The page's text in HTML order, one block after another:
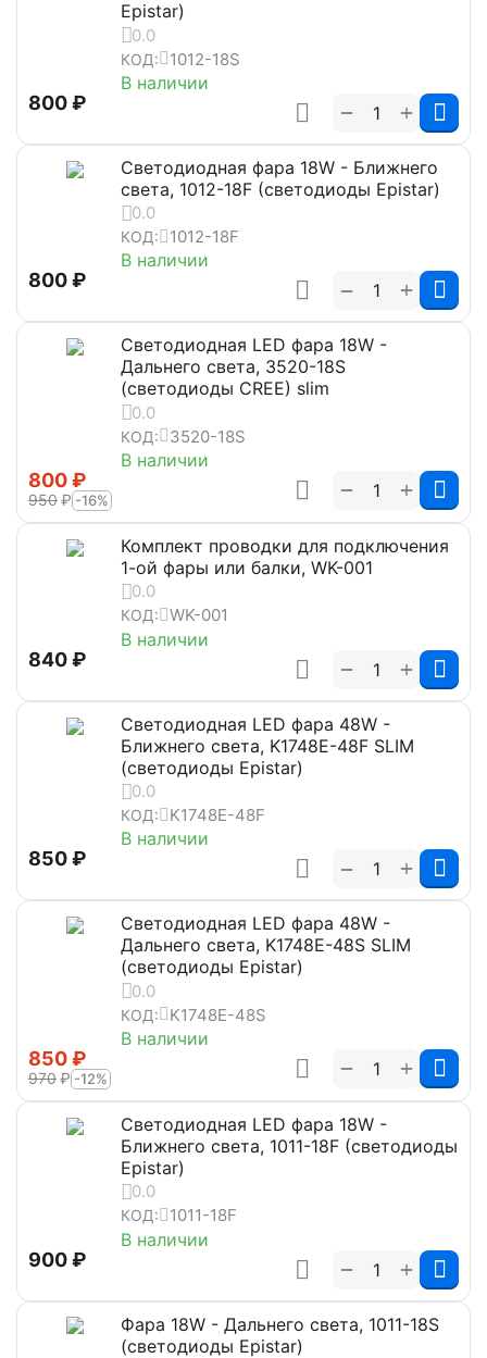
Epistar)
0.0
КОД: 1012-18S
В наличии
‍800‍₽ +
−
Светодиодная фара 18W - Ближнего
света, 1012-18F (светодиоды Epistar)
0.0
КОД: 1012-18F
В наличии
‍800‍₽ +
−
Светодиодная LED фара 18W -
Дальнего света, 3520-18S
(светодиоды CREE) slim
0.0
КОД: 3520-18S
В наличии
‍800‍₽
‍950‍₽ -16% +
−
Комплект проводки для подключения
1-ой фары или балки, WK-001
0.0
КОД: WK-001
В наличии
‍840‍₽ +
−
Светодиодная LED фара 48W -
Ближнего света, K1748E-48F SLIM
(светодиоды Epistar)
0.0
КОД: K1748E-48F
В наличии
‍850‍₽ +
−
Светодиодная LED фара 48W -
Дальнего света, K1748E-48S SLIM
(светодиоды Epistar)
0.0
КОД: K1748E-48S
В наличии
‍850‍₽
‍970‍₽ -12% +
−
Светодиодная LED фара 18W -
Ближнего света, 1011-18F (светодиоды
Epistar)
0.0
КОД: 1011-18F
В наличии
‍900‍₽ +
−
Фара 18W - Дальнего света, 1011-18S
(светодиоды Epistar)